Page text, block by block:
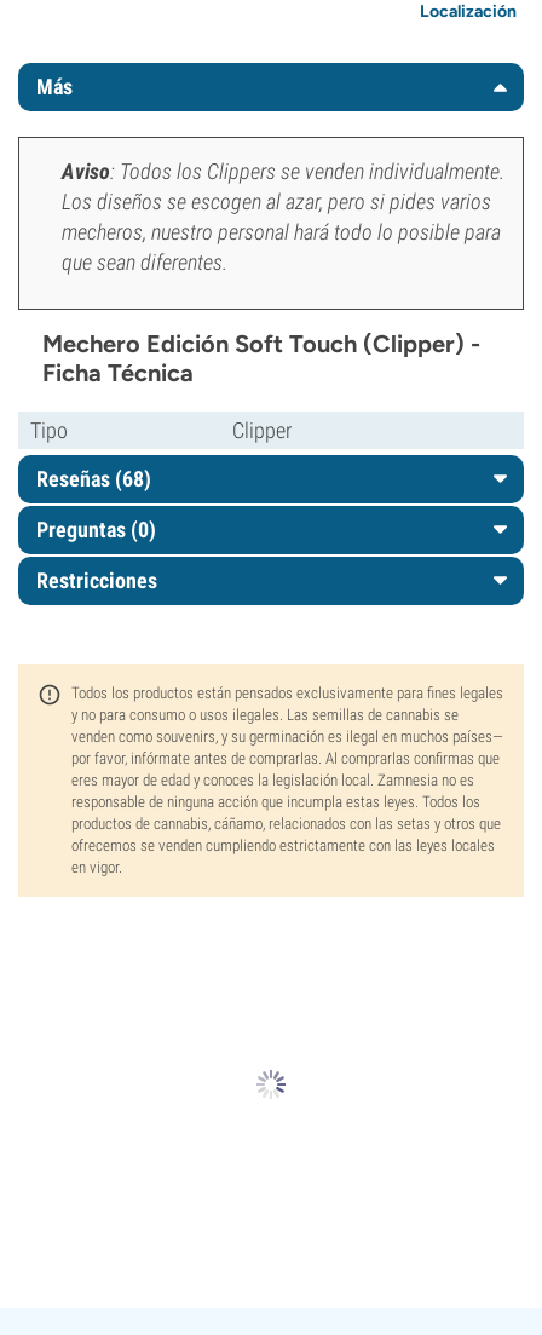
Localización
Más
Aviso: Todos los Clippers se venden individualmente.
Los diseños se escogen al azar, pero si pides varios
mecheros, nuestro personal hará todo lo posible para
que sean diferentes.
Mechero Edición Soft Touch (Clipper) -
Ficha Técnica
Tipo
Clipper
Reseñas (68)
Preguntas (0)
Restricciones
Todos los productos están pensados exclusivamente para fines legales
y no para consumo o usos ilegales. Las semillas de cannabis se
venden como souvenirs, y su germinación es ilegal en muchos países—
por favor, infórmate antes de comprarlas. Al comprarlas confirmas que
eres mayor de edad y conoces la legislación local. Zamnesia no es
responsable de ninguna acción que incumpla estas leyes. Todos los
productos de cannabis, cáñamo, relacionados con las setas y otros que
ofrecemos se venden cumpliendo estrictamente con las leyes locales
en vigor.